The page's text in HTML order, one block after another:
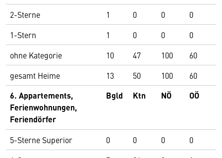
2-Sterne
1 0 0 0
1-Stern
1 0 0 0
ohne Kategorie
10 47 100 60
gesamt Heime
13 50 100 60
6. Appartements,
Ferienwohnungen,
Feriendörfer
Bgld Ktn NÖ OÖ
5-Sterne Superior 0 0 0 0